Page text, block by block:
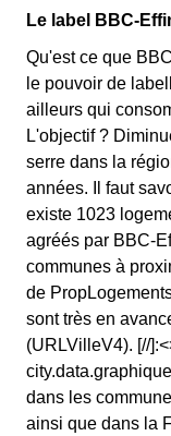
Le label BBC-
Qu'est ce que
le pouvoir de
ailleurs qui
L'objectif ?
serre dans la
années. Il faut
existe 1023
agréés par BBC-
communes à
de
sont très en
(URLVilleV4). [//
dans les
ainsi que dans la